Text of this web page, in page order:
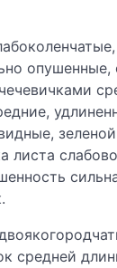
опушенные,
листа
средней